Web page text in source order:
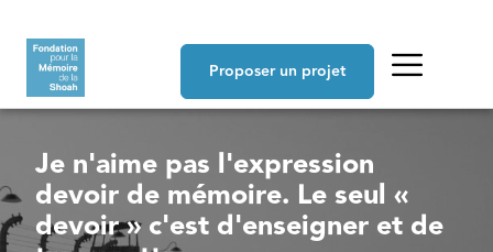
Proposer un projet
Je n'aime pas l'expression
devoir de mémoire. Le seul «
devoir » c'est d'enseigner et de